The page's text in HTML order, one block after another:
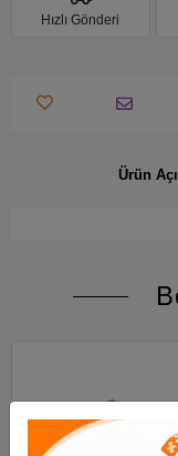
Hızlı Gönderi
Ürün